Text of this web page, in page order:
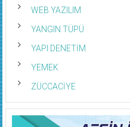
WEB YAZILIM
YANGIN TÜPÜ
YAPI DENETİM
YEMEK
ZÜCCACİYE